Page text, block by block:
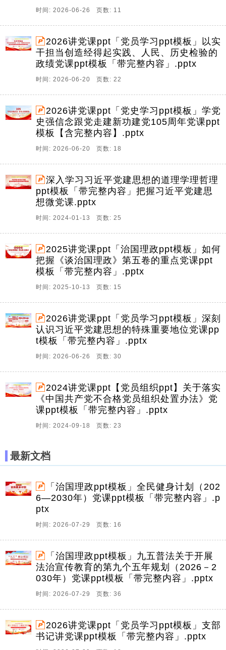
时间: 2026-06-26 页数: 11
2026讲党课ppt「党员学习ppt模板」以实
干担当创造经得起实践、人民、历史检验的
政绩党课ppt模板「带完整内容」.pptx
时间: 2026-06-20 页数: 22
2026讲党课ppt「党史学习ppt模板」学党
史强信念跟党走建新功建党105周年党课ppt
模板【含完整内容】.pptx
时间: 2026-06-20 页数: 18
深入学习习近平党建思想的道理学理哲理
ppt模板「带完整内容」把握习近平党建思
想微党课.pptx
时间: 2024-01-13 页数: 25
2025讲党课ppt「治国理政ppt模板」如何
把握《谈治国理政》第五卷的重点党课ppt
模板「带完整内容」.pptx
时间: 2025-10-13 页数: 15
2026讲党课ppt「党员学习ppt模板」深刻
认识习近平党建思想的特殊重要地位党课pp
t模板「带完整内容」.pptx
时间: 2026-06-26 页数: 30
2024讲党课ppt【党员组织ppt】关于落实
《中国共产党不合格党员组织处置办法》党
课ppt模板「带完整内容」.pptx
时间: 2024-09-18 页数: 23
最新文档
「治国理政ppt模板」全民健身计划（202
6—2030年）党课ppt模板「带完整内容」.p
ptx
时间: 2026-07-29 页数: 16
「治国理政ppt模板」九五普法关于开展
法治宣传教育的第九个五年规划（2026－2
030年）党课ppt模板「带完整内容」.pptx
时间: 2026-07-29 页数: 36
2026讲党课ppt「党员学习ppt模板」支部
书记讲党课ppt模板「带完整内容」.pptx